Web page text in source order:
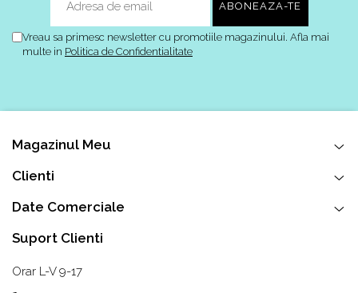
Vreau sa primesc newsletter cu promotiile magazinului. Afla mai
multe in Politica de Confidentialitate
Magazinul Meu
Clienti
Date Comerciale
Suport Clienti
Orar L-V 9-17